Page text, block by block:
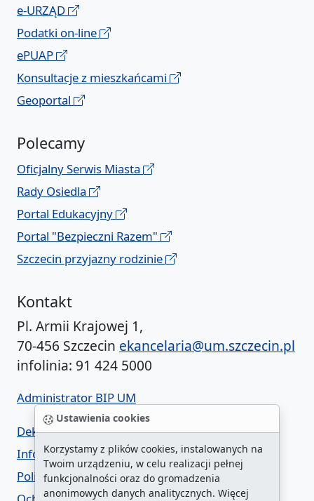
Ustawienia cookies
Korzystamy z plików cookies, instalowanych na
Twoim urządzeniu, w celu realizacji pełnej
funkcjonalności oraz do gromadzenia
anonimowych danych analitycznych. Więcej
e-URZĄD
Podatki on-line
ePUAP
Konsultacje z mieszkańcami
Geoportal
Polecamy
Oficjalny Serwis Miasta
Rady Osiedla
Portal Edukacyjny
Portal "Bezpieczni Razem"
Szczecin przyjazny rodzinie
Kontakt
Pl. Armii Krajowej 1,
70-456 Szczecin ekancelaria@um.szczecin.pl
infolinia: 91 424 5000
Administrator BIP UM
Deklaracja dostępności
Informacja o urzędzie w ETR
Polityka prywatności